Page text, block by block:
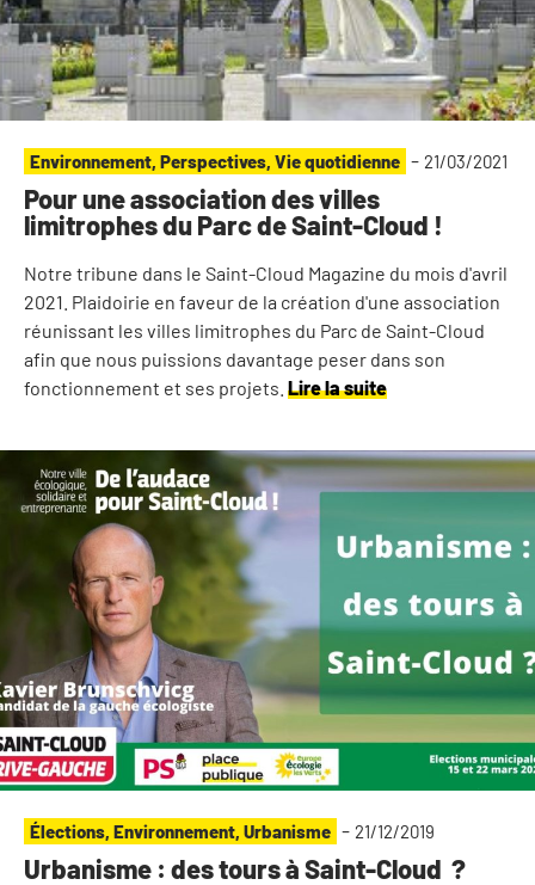
Environnement, Perspectives, Vie quotidienne - 21/03/2021
Pour une association des villes
limitrophes du Parc de Saint-Cloud !
Notre tribune dans le Saint-Cloud Magazine du mois d'avril
2021. Plaidoirie en faveur de la création d'une association
réunissant les villes limitrophes du Parc de Saint-Cloud
afin que nous puissions davantage peser dans son
fonctionnement et ses projets. Lire la suite
Élections, Environnement, Urbanisme - 21/12/2019
Urbanisme : des tours à Saint-Cloud ?